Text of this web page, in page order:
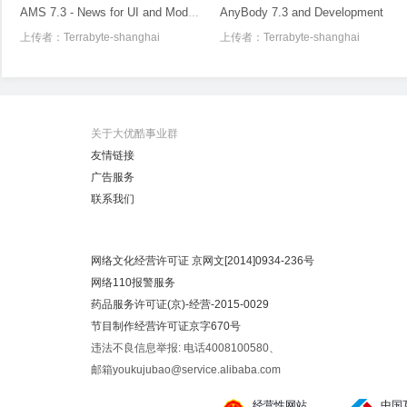
AMS 7.3 - News for UI and Modelview
上传者： Terrabyte-shanghai
AnyBody 7.3 and Development
上传者： Terrabyte-shanghai
关于大优酷事业群
友情链接
广告服务
联系我们
网络文化经营许可证 京网文[2014]0934-236号
网络110报警服务
药品服务许可证(京)-经营-2015-0029
节目制作经营许可证京字670号
违法不良信息举报: 电话4008100580、
邮箱youkujubao@service.alibaba.com